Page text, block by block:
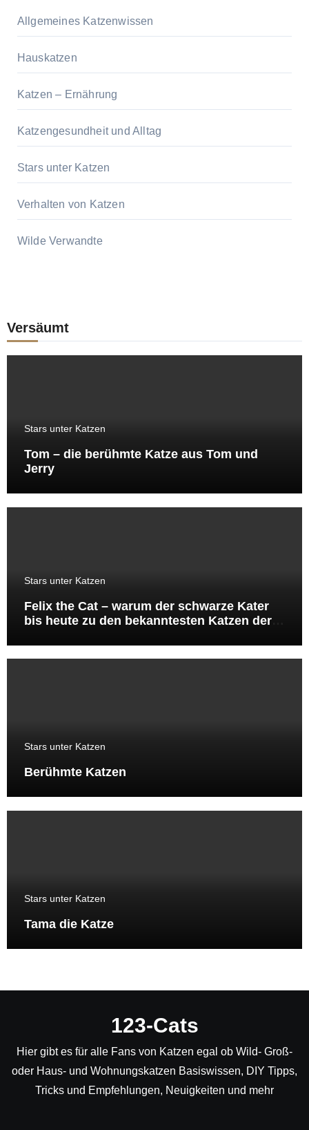
Allgemeines Katzenwissen
Hauskatzen
Katzen – Ernährung
Katzengesundheit und Alltag
Stars unter Katzen
Verhalten von Katzen
Wilde Verwandte
Versäumt
Stars unter Katzen
Tom – die berühmte Katze aus Tom und
Jerry
Stars unter Katzen
Felix the Cat – warum der schwarze Kater
bis heute zu den bekanntesten Katzen der
Stars unter Katzen
Berühmte Katzen
Stars unter Katzen
Tama die Katze
123-Cats
Hier gibt es für alle Fans von Katzen egal ob Wild- Groß-
oder Haus- und Wohnungskatzen Basiswissen, DIY Tipps,
Tricks und Empfehlungen, Neuigkeiten und mehr